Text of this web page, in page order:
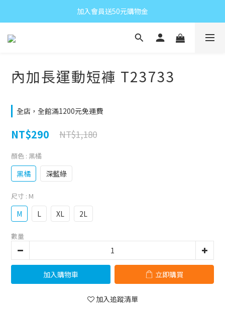
加入會員送50元購物金
內加長運動短褲 T23733
全店，全館滿1200元免運費
NT$290 NT$1,180
顏色 : 黑橘
黑橘 深藍綠
尺寸 : M
M L XL 2L
數量
加入購物車 立即購買
加入追蹤清單